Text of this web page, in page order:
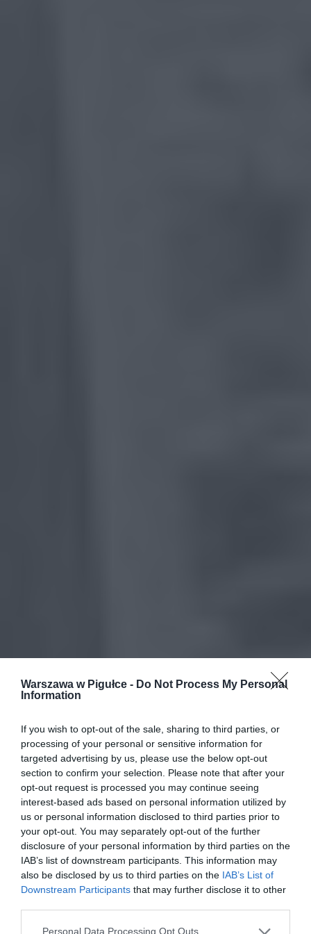
Warszawa w Pigułce - Do Not Process My Personal
Information
If you wish to opt-out of the sale, sharing to third parties, or
processing of your personal or sensitive information for
targeted advertising by us, please use the below opt-out
section to confirm your selection. Please note that after your
opt-out request is processed you may continue seeing
interest-based ads based on personal information utilized by
us or personal information disclosed to third parties prior to
your opt-out. You may separately opt-out of the further
disclosure of your personal information by third parties on the
IAB’s list of downstream participants. This information may
also be disclosed by us to third parties on the IAB’s List of
Downstream Participants that may further disclose it to other
Personal Data Processing Opt Outs